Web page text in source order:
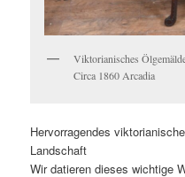
Viktorianisches
Circa 1860 Arcadia
Hervorragendes
Landschaft
Wir datieren dieses wichtige